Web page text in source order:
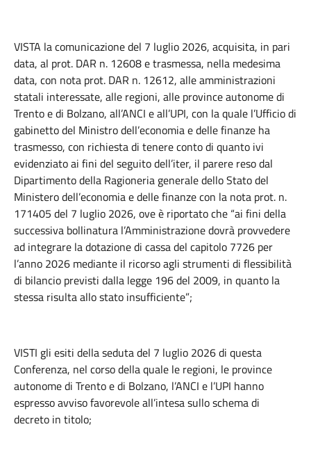
VISTA la comunicazione del 7 luglio 2026, acquisita, in pari
data, al prot. DAR n. 12608 e trasmessa, nella medesima
data, con nota prot. DAR n. 12612, alle amministrazioni
statali interessate, alle regioni, alle province autonome di
Trento e di Bolzano, all’ANCI e all’UPI, con la quale l’Ufficio di
gabinetto del Ministro dell’economia e delle finanze ha
trasmesso, con richiesta di tenere conto di quanto ivi
evidenziato ai fini del seguito dell’iter, il parere reso dal
Dipartimento della Ragioneria generale dello Stato del
Ministero dell’economia e delle finanze con la nota prot. n.
171405 del 7 luglio 2026, ove è riportato che “ai fini della
successiva bollinatura l’Amministrazione dovrà provvedere
ad integrare la dotazione di cassa del capitolo 7726 per
l’anno 2026 mediante il ricorso agli strumenti di flessibilità
di bilancio previsti dalla legge 196 del 2009, in quanto la
stessa risulta allo stato insufficiente”;
VISTI gli esiti della seduta del 7 luglio 2026 di questa
Conferenza, nel corso della quale le regioni, le province
autonome di Trento e di Bolzano, l’ANCI e l’UPI hanno
espresso avviso favorevole all’intesa sullo schema di
decreto in titolo;